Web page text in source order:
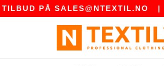
PÅ SALES@NTEXTIL.NO|